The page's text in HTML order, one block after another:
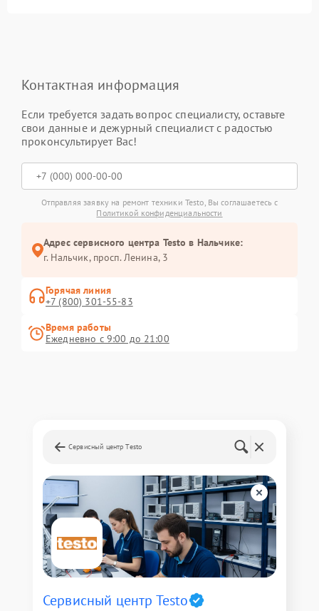
Контактная информация
Если требуется задать вопрос специалисту, оставьте
свои данные и дежурный специалист с радостью
проконсультирует Вас!
Отправляя заявку на ремонт техники Testo, Вы соглашаетесь с
Политикой конфиденциальности
Адрес сервисного центра Testo в Нальчике:
г. Нальчик, просп. Ленина, 3
Горячая линия
+7 (800) 301-55-83
Время работы
Ежедневно с 9:00 до 21:00
Сервисный центр Testo
Сервисный центр Testo